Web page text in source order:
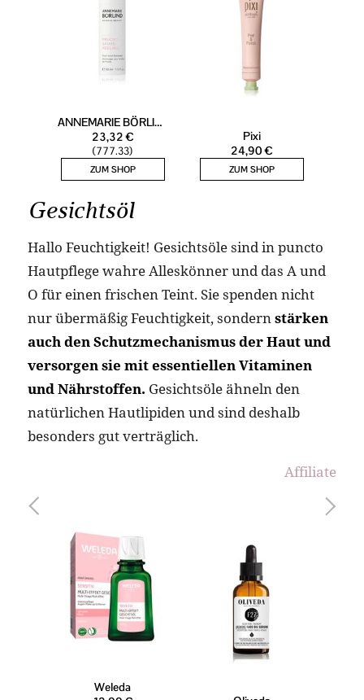
Gesichtsöl
Hallo Feuchtigkeit! Gesichtsöle sind in puncto
Hautpflege wahre Alleskönner und das A und
O für einen frischen Teint. Sie spenden nicht
nur übermäßig Feuchtigkeit, sondernstärken
auch den Schutzmechanismus der Haut und
versorgen sie mit essentiellen Vitaminen
und Nährstoffen. Gesichtsöle ähneln den
natürlichen Hautlipiden und sind deshalb
besonders gut verträglich.
Affiliate